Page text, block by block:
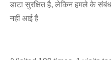
डाटा सुरक्षित है, लेकिन हमले के
नहीं आई है